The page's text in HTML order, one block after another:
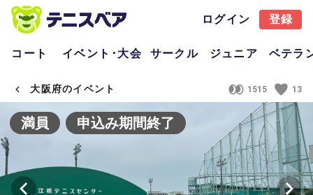
ログイン 登録
コート イベント･大会 サークル ジュニア ベテラ
大阪府のイベント 1515 13
満員 申込み期間終了